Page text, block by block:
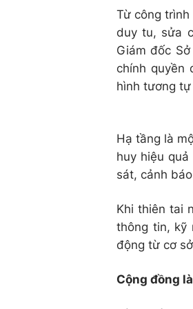
Từ công
duy tu, sửa
Giám đốc
chính quyền
hình tương
Hạ tầng là
huy hiệu
sát, cảnh
Khi thiên tai
thông tin, kỹ
động từ cơ
Cộng đồng